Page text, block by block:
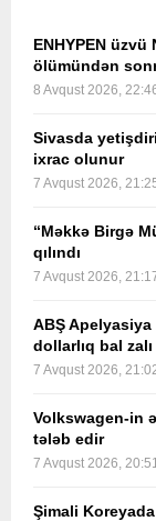
ENHYPEN
ölümündən
8 Avqust 2026,
Sivasda
ixrac olunur
7 Avqust 2026,
“Məkkə Birgə
qılındı
7 Avqust 2026,
ABŞ Apelyasiya
dollarlıq bal
7 Avqust 2026,
Volkswagen-in
tələb edir
7 Avqust 2026,
Şimali